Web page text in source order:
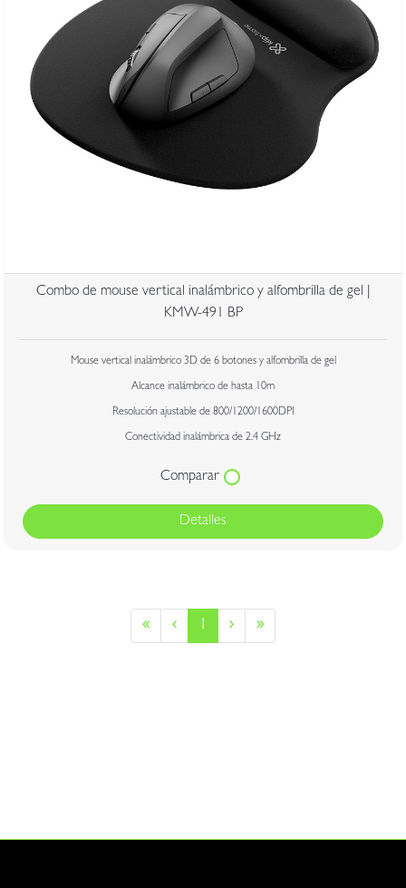
Combo de mouse vertical inalámbrico y alfombrilla de gel |
KMW-491 BP
Mouse vertical inalámbrico 3D de 6 botones y alfombrilla de gel
Alcance inalámbrico de hasta 10m
Resolución ajustable de 800/1200/1600DPI
Conectividad inalámbrica de 2.4 GHz
Comparar
Detalles
« ‹ 1 › »